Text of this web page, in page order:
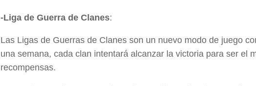
-Liga de Guerra de Clanes:
Las Ligas de Guerras de Clanes son un nuevo modo de juego
una semana, cada clan intentará alcanzar la victoria para ser el
recompensas.